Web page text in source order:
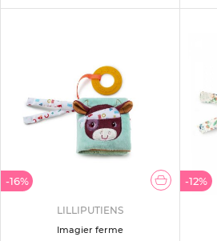
-16%
LILLIPUTIENS
Imagier ferme
-12%